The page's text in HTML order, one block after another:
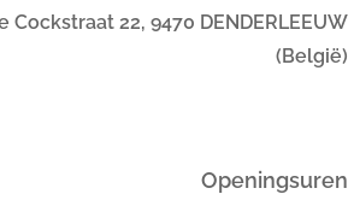
Cockstraat 22, 9470 DENDERLEEUW
(België)
Openingsuren